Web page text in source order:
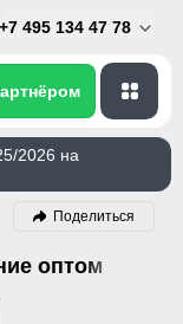
+7 495 134 47 78
2026 на
Поделиться
оптом